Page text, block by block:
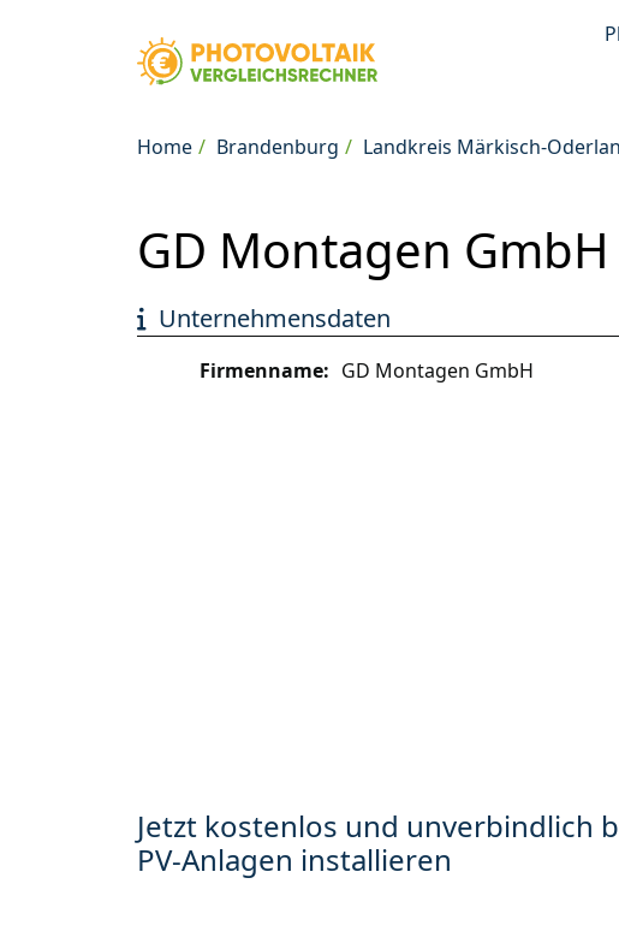
Home Brandenburg Landkreis Märkisch-
GD Montagen
Unternehmensdaten
Firmenname: GD Montagen GmbH
Jetzt kostenlos und unverbindlich
PV-Anlagen installieren